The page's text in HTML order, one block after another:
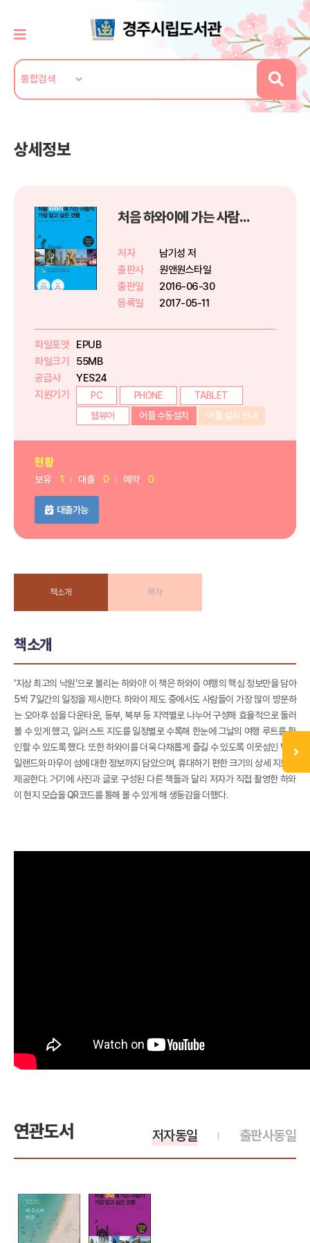
상세정보
처음 하와이에 가는 사람이 가장 알고 싶은 것들 - First Go 첫 여행 길잡이
저자
남기성 저
출판사
원앤원스타일
출판일
2016-06-30
등록일
2017-05-11
파일포맷
EPUB
파일크기
55MB
공급사
YES24
지원기기
PC PHONE
TABLET
웹뷰어
어플 수동설치 어플 설치 안내
현황
보유 1 대출 0 예약 0
대출가능
책소개 목차
책소개
‘지상 최고의 낙원’으로 불리는 하와이! 이 책은 하와이 여행의 핵심 정보만을 담아
5박 7일간의 일정을 제시한다. 하와이 제도 중에서도 사람들이 가장 많이 방문하
는 오아후 섬을 다운타운, 동부, 북부 등 지역별로 나누어 구성해 효율적으로 둘러
볼 수 있게 했고, 일러스트 지도를 일정별로 수록해 한눈에 그날의 여행 루트를 확
인할 수 있도록 했다. 또한 하와이를 더욱 다채롭게 즐길 수 있도록 이웃섬인 빅아
일랜드와 마우이 섬에 대한 정보까지 담았으며, 휴대하기 편한 크기의 상세 지도를
제공한다. 거기에 사진과 글로 구성된 다른 책들과 달리 저자가 직접 촬영한 하와
이 현지 모습을 QR코드를 통해 볼 수 있게 해 생동감을 더했다.
연관도서 출판사동일
저자동일